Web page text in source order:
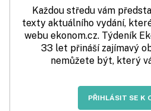
Každou středu vám
texty aktuálního vydání,
webu ekonom.cz. Týdeník
33 let přináší zajímavý
nemůžete být, který
PŘIHLÁSIT SE K